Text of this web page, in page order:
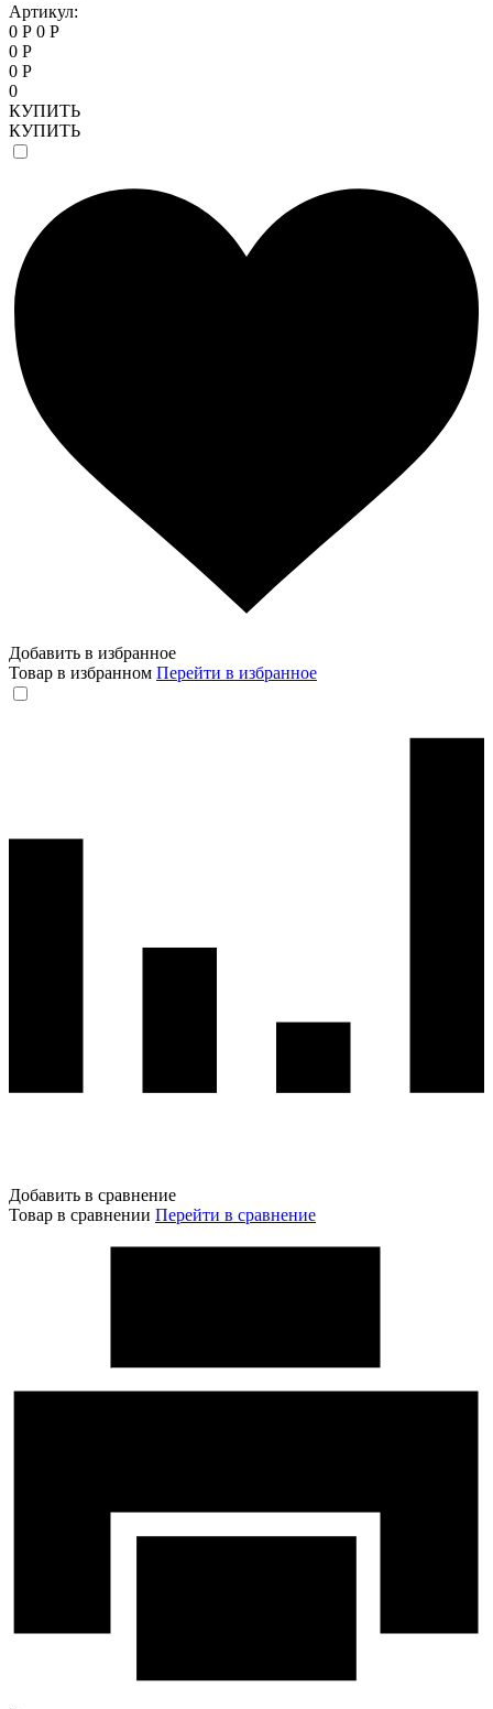
Артикул:
0 Р 0 Р
0 Р
0 Р
0
КУПИТЬ
КУПИТЬ
Добавить в избранное
Товар в избранном Перейти в избранное
Добавить в сравнение
Товар в сравнении Перейти в сравнение